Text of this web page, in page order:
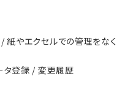
紙やエクセルでの管理をなく
タ登録 / 変更履歴